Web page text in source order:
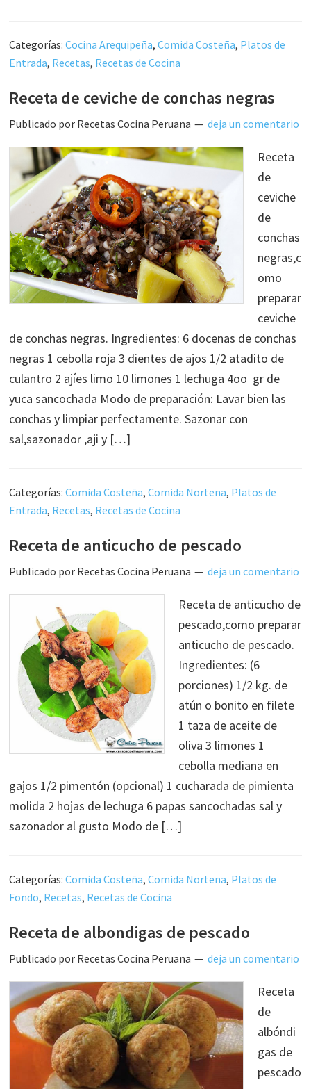
Categorías:Cocina Arequipeña,Comida Costeña, Platos de
Entrada, Recetas, Recetas de Cocina
Receta de ceviche de conchas negras
Publicado por Recetas Cocina Peruana deja un comentario
Receta
de
ceviche
de
conchas
negras,c
omo
preparar
ceviche
de conchas negras. Ingredientes: 6 docenas de conchas
negras 1 cebolla roja 3 dientes de ajos 1/2 atadito de
culantro 2 ajíes limo 10 limones 1 lechuga 4oo gr de
yuca sancochada Modo de preparación: Lavar bien las
conchas y limpiar perfectamente. Sazonar con
sal,sazonador ,aji y […]
Categorías:Comida Costeña,Comida Nortena, Platos de
Entrada, Recetas, Recetas de Cocina
Receta de anticucho de pescado
Publicado por Recetas Cocina Peruana deja un comentario
Receta de anticucho de
pescado,como preparar
anticucho de pescado.
Ingredientes: (6
porciones) 1/2 kg. de
atún o bonito en filete
1 taza de aceite de
oliva 3 limones 1
cebolla mediana en
gajos 1/2 pimentón (opcional) 1 cucharada de pimienta
molida 2 hojas de lechuga 6 papas sancochadas sal y
sazonador al gusto Modo de […]
Categorías:Comida Costeña,Comida Nortena, Platos de
Fondo, Recetas, Recetas de Cocina
Receta de albondigas de pescado
Publicado por Recetas Cocina Peruana deja un comentario
Receta
de
albóndi
gas de
pescado